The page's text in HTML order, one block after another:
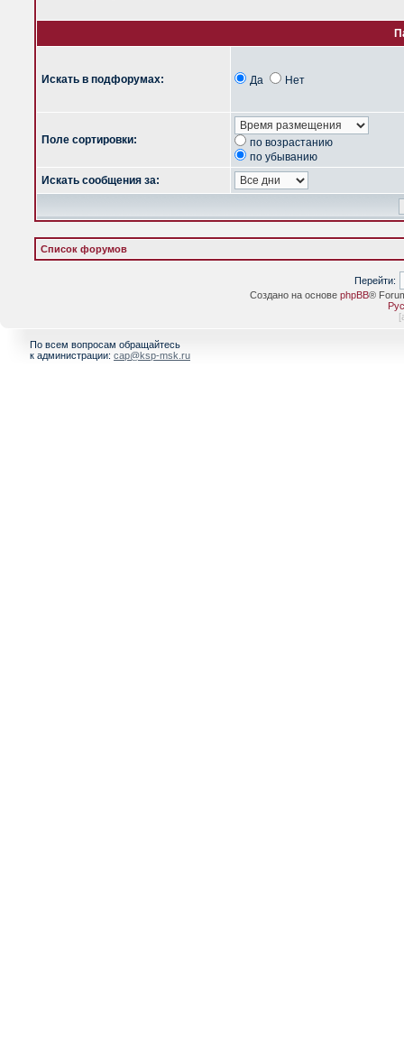
Искать в подфорумах: Да Нет
Поле сортировки:
по возрастанию
по убыванию
Искать сообщения за:
Список форумов
Перейти:
Создано на основе phpBB®
[
По всем вопросам обращайтесь
к администрации: cap@ksp-msk.ru